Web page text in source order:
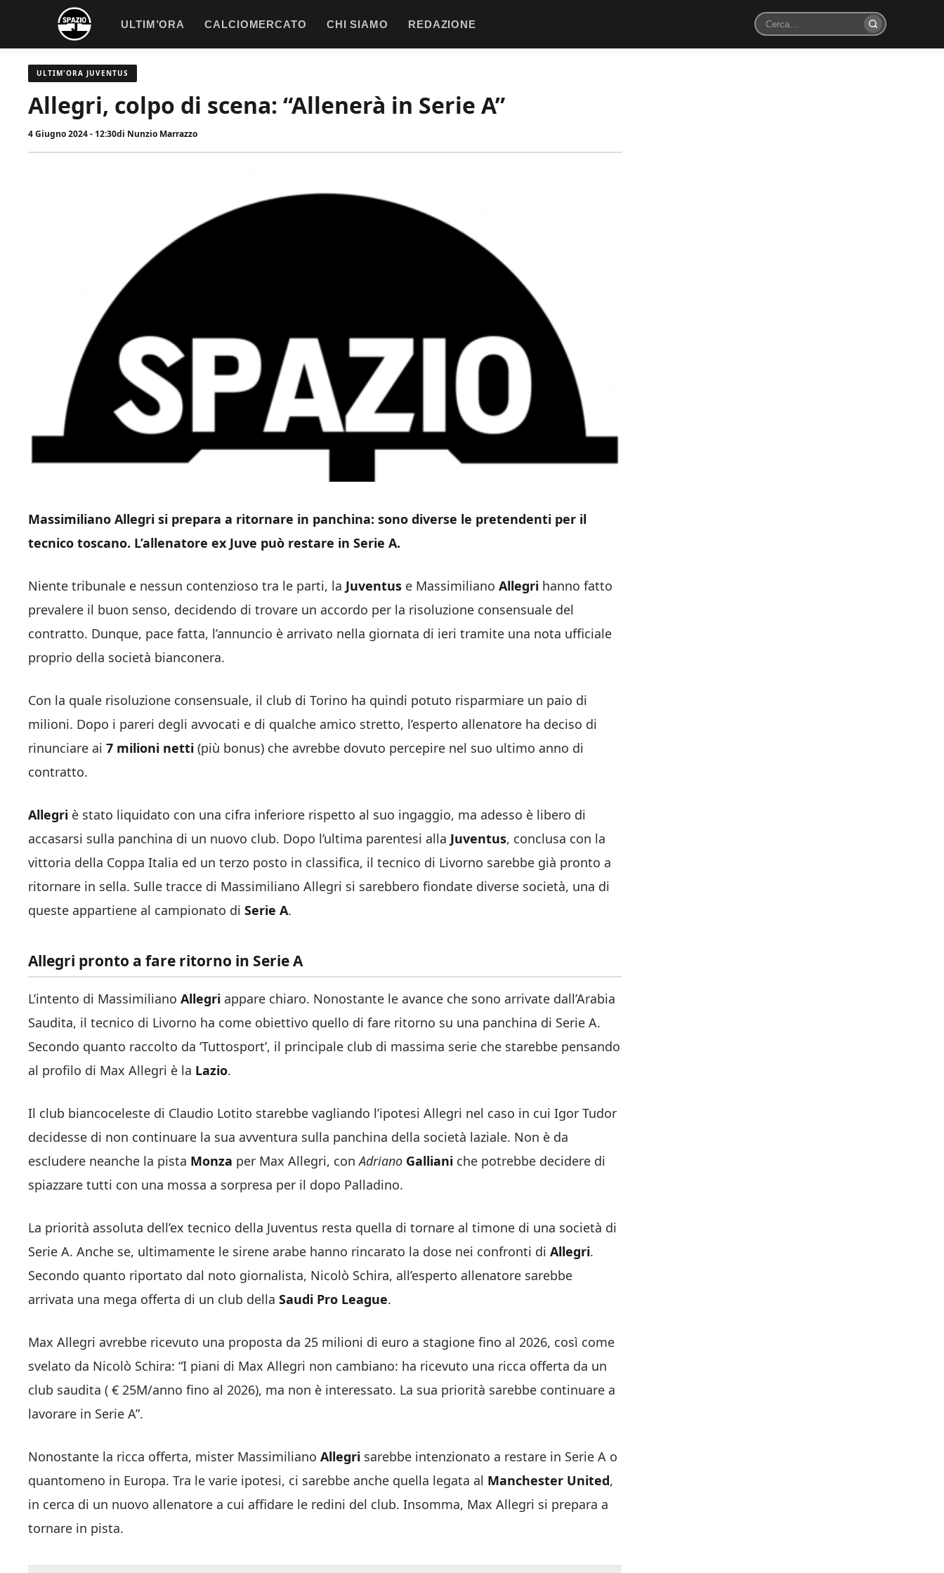
contenuto
ULTIM’ORA CALCIOMERCATO CHI SIAMO REDAZIONE
Cerca
ULTIM'ORA JUVENTUS
Allegri, colpo di scena: “Allenerà in Serie A”
4 Giugno 2024 - 12:30di Nunzio Marrazzo
Massimiliano Allegri si prepara a ritornare in panchina: sono diverse le pretendenti per il
tecnico toscano. L’allenatore ex Juve può restare in Serie A.
Niente tribunale e nessun contenzioso tra le parti, la Juventus e Massimiliano Allegri hanno fatto
prevalere il buon senso, decidendo di trovare un accordo per la risoluzione consensuale del
contratto. Dunque, pace fatta, l’annuncio è arrivato nella giornata di ieri tramite una nota ufficiale
proprio della società bianconera.
Con la quale risoluzione consensuale, il club di Torino ha quindi potuto risparmiare un paio di
milioni. Dopo i pareri degli avvocati e di qualche amico stretto, l’esperto allenatore ha deciso di
rinunciare ai 7 milioni netti (più bonus) che avrebbe dovuto percepire nel suo ultimo anno di
contratto.
Allegri è stato liquidato con una cifra inferiore rispetto al suo ingaggio, ma adesso è libero di
accasarsi sulla panchina di un nuovo club. Dopo l’ultima parentesi alla Juventus, conclusa con la
vittoria della Coppa Italia ed un terzo posto in classifica, il tecnico di Livorno sarebbe già pronto a
ritornare in sella. Sulle tracce di Massimiliano Allegri si sarebbero fiondate diverse società, una di
queste appartiene al campionato di Serie A.
Allegri pronto a fare ritorno in Serie A
L’intento di Massimiliano Allegri appare chiaro. Nonostante le avance che sono arrivate dall’Arabia
Saudita, il tecnico di Livorno ha come obiettivo quello di fare ritorno su una panchina di Serie A.
Secondo quanto raccolto da ‘Tuttosport’, il principale club di massima serie che starebbe pensando
al profilo di Max Allegri è la Lazio.
Il club biancoceleste di Claudio Lotito starebbe vagliando l’ipotesi Allegri nel caso in cui Igor Tudor
decidesse di non continuare la sua avventura sulla panchina della società laziale. Non è da
escludere neanche la pista Monza per Max Allegri, conAdriano Galliani che potrebbe decidere di
spiazzare tutti con una mossa a sorpresa per il dopo Palladino.
La priorità assoluta dell’ex tecnico della Juventus resta quella di tornare al timone di una società di
Serie A. Anche se, ultimamente le sirene arabe hanno rincarato la dose nei confronti di Allegri.
Secondo quanto riportato dal noto giornalista, Nicolò Schira, all’esperto allenatore sarebbe
arrivata una mega offerta di un club della Saudi Pro League.
Max Allegri avrebbe ricevuto una proposta da 25 milioni di euro a stagione fino al 2026, così come
svelato da Nicolò Schira: “I piani di Max Allegri non cambiano: ha ricevuto una ricca offerta da un
club saudita ( € 25M/anno fino al 2026), ma non è interessato. La sua priorità sarebbe continuare a
lavorare in Serie A”.
Nonostante la ricca offerta, mister Massimiliano Allegri sarebbe intenzionato a restare in Serie A o
quantomeno in Europa. Tra le varie ipotesi, ci sarebbe anche quella legata al Manchester United,
in cerca di un nuovo allenatore a cui affidare le redini del club. Insomma, Max Allegri si prepara a
tornare in pista.